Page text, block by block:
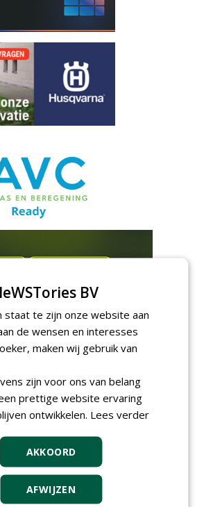
voor onze digitale
BV
staat te zijn onze website aan
de wensen en interesses
maken wij gebruik van
zijn voor ons van belang
prettige website ervaring
ontwikkelen. Lees verder
AKKOORD
AFWIJZEN